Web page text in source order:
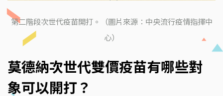
第二階段次世代疫苗開打。（圖片來源：中央流行疫情指揮中
心）
莫德納次世代雙價疫苗有哪些對
象可以開打？